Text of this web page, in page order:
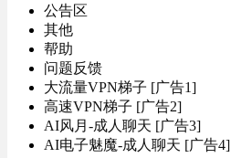
公告区
其他
帮助
问题反馈
大流量VPN梯子 [广告1]
高速VPN梯子 [广告2]
AI风月-成人聊天 [广告3]
AI电子魅魔-成人聊天 [广告4]